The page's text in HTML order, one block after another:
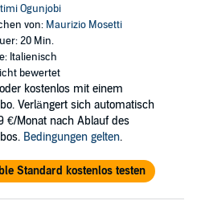
Ogunjobi
von: Maurizio Mosetti
20 Min.
Italienisch
bewertet
oder kostenlos mit einem
Verlängert sich automatisch
€/Monat nach Ablauf des
Bedingungen gelten.
Standard kostenlos testen